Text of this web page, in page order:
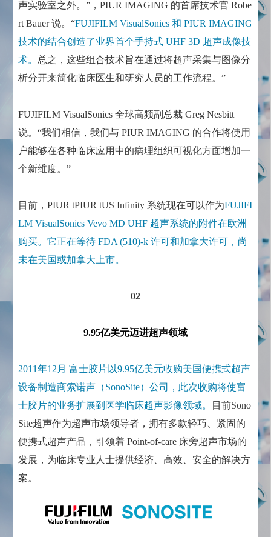
声实验室之外。”，PIUR IMAGING 的首席技术官 Robe
rt Bauer 说。“FUJIFILM VisualSonics 和 PIUR IMAGING
技术的结合创造了业界首个手持式 UHF 3D 超声成像技
术。 总之，这些组合技术旨在通过将超声采集与图像分
析分开来简化临床医生和研究人员的工作流程。”
FUJIFILM VisualSonics 全球高频副总裁 Greg Nesbitt
说。“我们相信，我们与 PIUR IMAGING 的合作将使用
户能够在各种临床应用中的病理组织可视化方面增加一
个新维度。”
目前，PIUR tPIUR tUS Infinity 系统现在可以作为FUJIFI
LM VisualSonics Vevo MD UHF 超声系统的附件在欧洲
购买。它正在等待 FDA (510)-k 许可和加拿大许可，尚
未在美国或加拿大上市。
02
9.95亿美元迈进超声领域
2011年12月 富士胶片以9.95亿美元收购美国便携式超声
设备制造商索诺声（SonoSite）公司，此次收购将使富
士胶片的业务扩展到医学临床超声影像领域。
目前Sono
Site超声作为超声市场领导者，拥有多款轻巧、紧固的
便携式超声产品，引领着 Point-of-care 床旁超声市场的
发展，为临床专业人士提供经济、高效、安全的解决方
案。